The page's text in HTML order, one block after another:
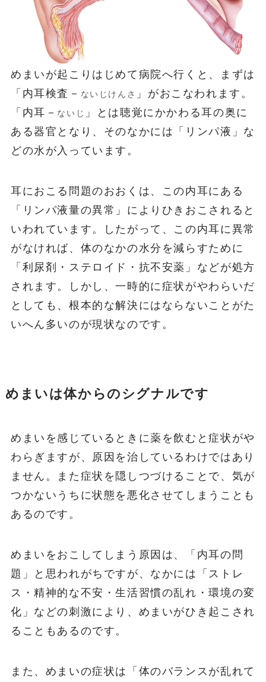
めまいが起こりはじめて病院へ行くと、まずは
「内耳検査－ ないじけんさ
」がおこなわれます。
「内耳－ ないじ 」とは聴覚にかかわる耳の奥に
ある器官となり、そのなかには「リンパ液」な
どの水が入っています。
耳におこる問題のおおくは、この内耳にある
「リンパ液量の異常」によりひきおこされると
いわれています。したがって、この内耳に異常
がなければ、体のなかの水分を減らすために
「利尿剤・ステロイド・抗不安薬」などが処方
されます。しかし、一時的に症状がやわらいだ
としても、根本的な解決にはならないことがた
いへん多いのが現状なのです。
めまいは体からのシグナルです
めまいを感じているときに薬を飲むと症状がや
わらぎますが、原因を治しているわけではあり
ません。また症状を隠しつづけることで、気が
つかないうちに状態を悪化させてしまうことも
あるのです。
めまいをおこしてしまう原因は、「内耳の問
題」と思われがちですが、なかには「ストレ
ス・精神的な不安・生活習慣の乱れ・環境の変
化」などの刺激により、めまいがひき起こされ
ることもあるのです。
また、めまいの症状は「体のバランスが乱れて